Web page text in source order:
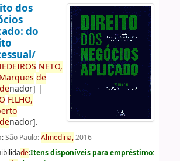
dos
do
DEIROS NETO,
Marques de
nador] |
FILHO,
nador].
São Paulo:Almedina,2016
de:Itens disponíveis para empréstimo: